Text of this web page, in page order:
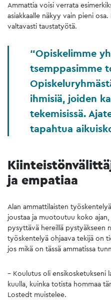
Ammattia voisi verrata
asiakkaalle näkyy vain pieni
valtavasti taustatyötä.
Opiskelimme
tsemppasimme
ihmisiä, joiden
tekemisissä.
tapahtua
ja empatiaa
Alan ammattilaisten
joustaa ja muotoutuu koko
pysyttävä hereillä pystyäkseen
työskentelyä ohjaava tekijä on
jos mikä on tässä ammatissa
– Koulutus oli ensikosketukseni
kuulla, kuinka totista hommaa
Lostedt muistelee.